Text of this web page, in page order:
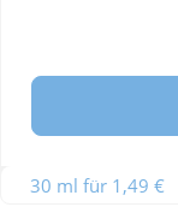
30 ml für 1,49 €